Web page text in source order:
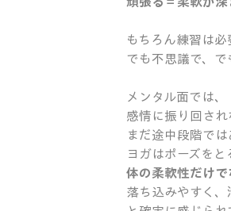
もちろん練習は
でも不思議で、で
メンタル面では
感情に振り回さ
まだ途中段階で
ヨガはポーズをと
体の柔軟性だけで
落ち込みやすく